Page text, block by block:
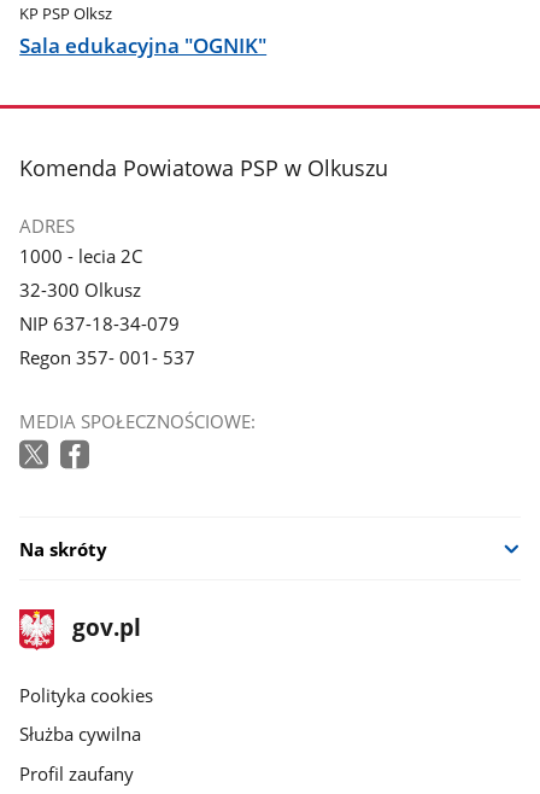
KP PSP Olksz
Sala edukacyjna "OGNIK"
stopka
Komenda Powiatowa PSP w Olkuszu
ADRES
1000 - lecia 2C
32-300 Olkusz
NIP 637-18-34-079
Regon 357- 001- 537
MEDIA SPOŁECZNOŚCIOWE:
Na skróty
stopka
gov.pl
Strona
gov.pl
gov.pl
Polityka cookies
Służba cywilna
Profil zaufany